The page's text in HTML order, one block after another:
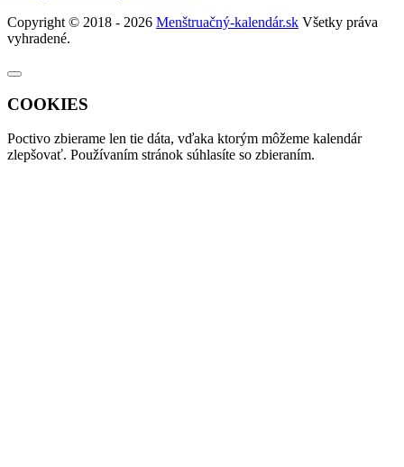
Copyright © 2018 - 2026 Menštruačný-kalendár.sk Všetky práva
vyhradené.
COOKIES
Poctivo zbierame len tie dáta, vďaka ktorým môžeme kalendár
zlepšovať. Používaním stránok súhlasíte so zbieraním.